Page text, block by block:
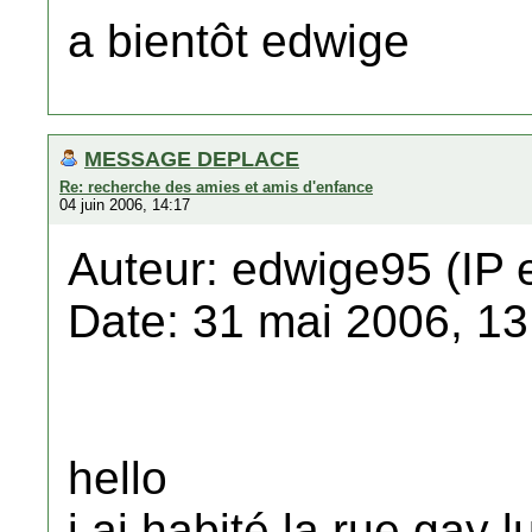
a bientôt edwige
MESSAGE DEPLACE
Re: recherche des amies et amis d'enfance
04 juin 2006, 14:17
Auteur: edwige95 (IP
Date: 31 mai 2006,
hello